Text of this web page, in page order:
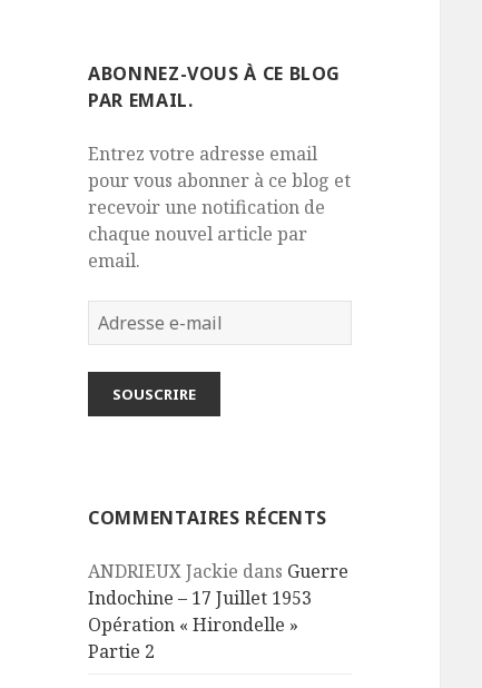
ABONNEZ-VOUS À CE BLOG
PAR EMAIL.
Entrez votre adresse email
pour vous abonner à ce blog et
recevoir une notification de
chaque nouvel article par
email.
Adresse
e-
mail
SOUSCRIRE
COMMENTAIRES RÉCENTS
ANDRIEUX Jackie dans Guerre
Indochine – 17 Juillet 1953
Opération « Hirondelle »
Partie 2